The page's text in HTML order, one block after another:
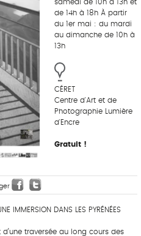
samedi de 10h à 13h et
de 14h à 18h À partir
du 1er mai : du mardi
au dimanche de 10h à
13h
CÉRET
Centre d'Art et de
Photographie Lumière
d'Encre
Gratuit !
IMMERSION DANS LES PYRÉNÉES
traversée au long cours des